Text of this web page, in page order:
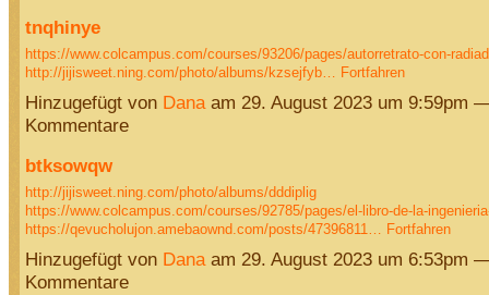
tnqhinye
https://www.colcampus.com/courses/93206/pages/autorretrato-con-
http://jijisweet.ning.com/photo/albums/kzsejfyb… Fortfahren
Hinzugefügt von Danaam 29. August 2023 um 9:59pm
Kommentare
btksowqw
http://jijisweet.ning.com/photo/albums/dddiplig
https://www.colcampus.com/courses/92785/pages/el-libro-de-la-
https://qevucholujon.amebaownd.com/posts/47396811… Fortfahren
Hinzugefügt von Danaam 29. August 2023 um 6:53pm
Kommentare